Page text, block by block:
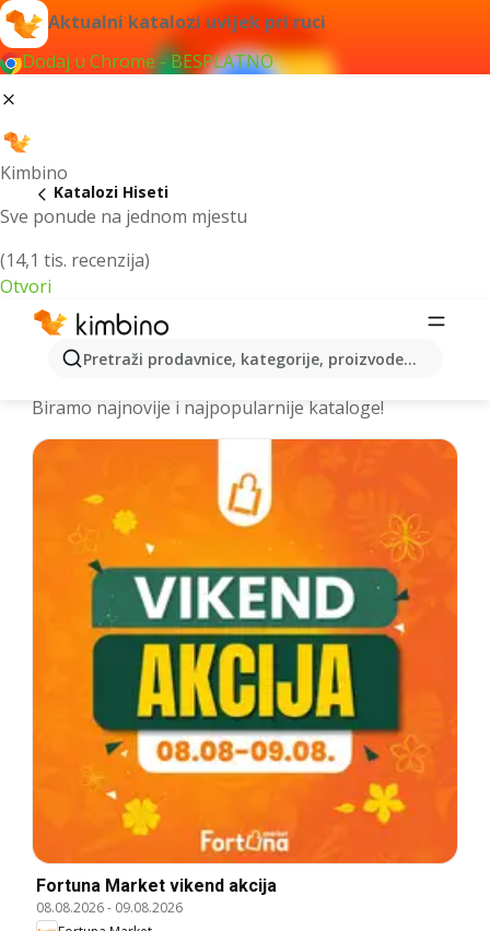
Aktualni katalozi uvijek pri ruci
Dodaj u Chrome - BESPLATNO
Kimbino
Sve ponude na jednom mjestu
(14,1 tis. recenzija)
Otvori
Pretraži prodavnice, kategorije, proizvode...
Katalozi Hiseti
Izdvojili smo za vas najbolje akcije za
Biramo najnovije i najpopularnije kataloge!
Fortuna Market vikend akcija
08.08.2026- 09.08.2026